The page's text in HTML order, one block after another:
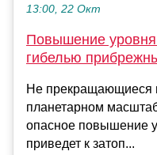
13:00, 22 Окт
Повышение уровня
гибелью
Не прекращающиеся
планетарном
опасное повышение
приведет к затоп...